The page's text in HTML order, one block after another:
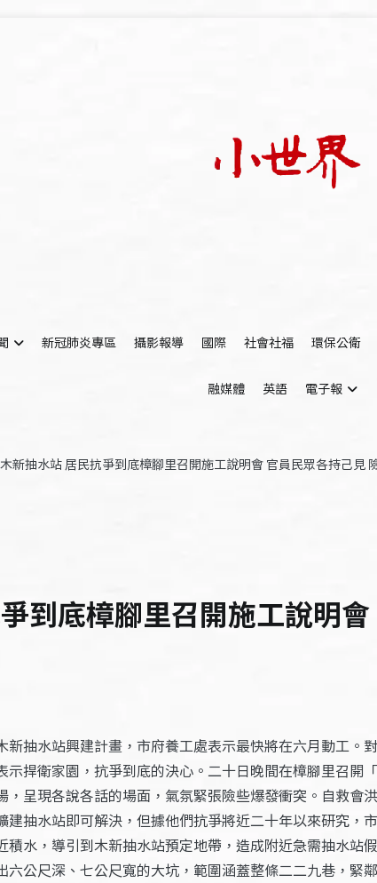
新冠肺炎專區 攝影報導 國際 社會社福 環保公衛
融媒體 英語 電子報
木新抽水站 居民抗爭到底樟腳里召開施工說明會 官員民眾各持己見
到底樟腳里召開施工說明
新抽水站興建計畫，市府養工處表示最快將在六月動工
捍衛家園，抗爭到底的決心。二十日晚間在樟腳里召
呈現各說各話的場面，氣氛緊張險些爆發衝突。自救會
抽水站即可解決，但據他們抗爭將近二十年以來研究，
水，導引到木新抽水站預定地帶，造成附近急需抽水
六公尺深、七公尺寬的大坑，範圍涵蓋整條二二九巷，